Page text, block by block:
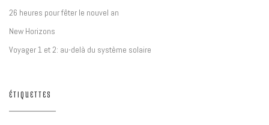
26 heures pour fêter le nouvel an
New Horizons
Voyager 1 et 2: au-delà du système solaire
ÉTIQUETTES